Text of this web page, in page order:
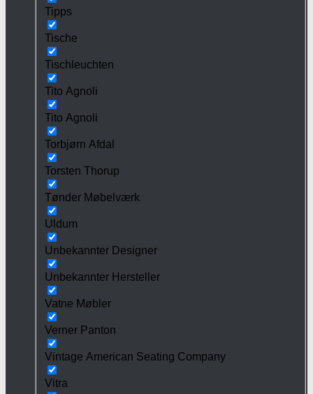
Tipps
Tische
Tischleuchten
Tito Agnoli
Tito Agnoli
Torbjørn Afdal
Torsten Thorup
Tønder Møbelværk
Uldum
Unbekannter Designer
Unbekannter Hersteller
Vatne Møbler
Verner Panton
Vintage American Seating Company
Vitra